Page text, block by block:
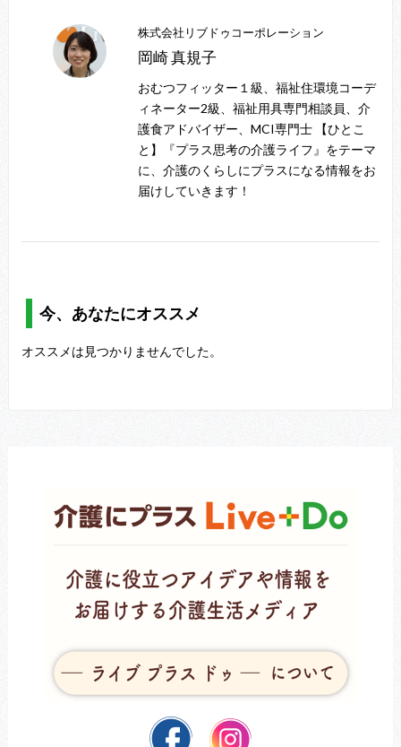
株式会社リブドゥコーポレーション
岡崎 真規子
おむつフィッター１級、福祉住環境コーデ
ィネーター2級、福祉用具専門相談員、介
護食アドバイザー、MCI専門士 【ひとこ
と】『プラス思考の介護ライフ』をテーマ
に、介護のくらしにプラスになる情報をお
届けしていきます！
今、あなたにオススメ
オススメは見つかりませんでした。